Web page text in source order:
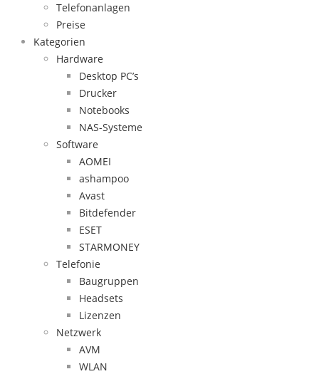
Telefonanlagen
Preise
Kategorien
Hardware
Desktop PC’s
Drucker
Notebooks
NAS-Systeme
Software
AOMEI
ashampoo
Avast
Bitdefender
ESET
STARMONEY
Telefonie
Baugruppen
Headsets
Lizenzen
Netzwerk
AVM
WLAN